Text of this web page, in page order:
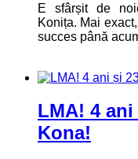
E sfârșit de
Konița. Mai
succes până
LMA! 4
Kona!